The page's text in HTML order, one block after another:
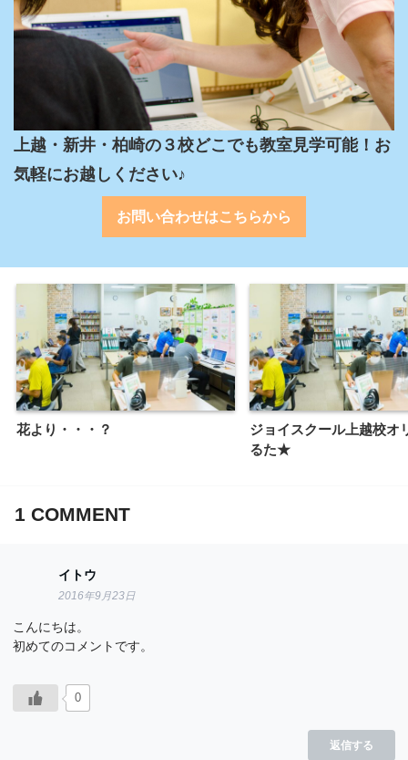
上越・新井・柏崎の３校どこでも教室見学可能！お
気軽にお越しください♪
お問い合わせはこちらから
花より・・・？
ジョイスクール上越校オ
るた★
1 COMMENT
イトウ
2016年9月23日
こんにちは。
初めてのコメントです。
0
返信する